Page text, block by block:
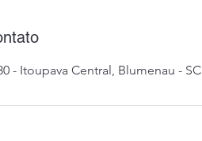
- Itoupava Central, Blumenau -